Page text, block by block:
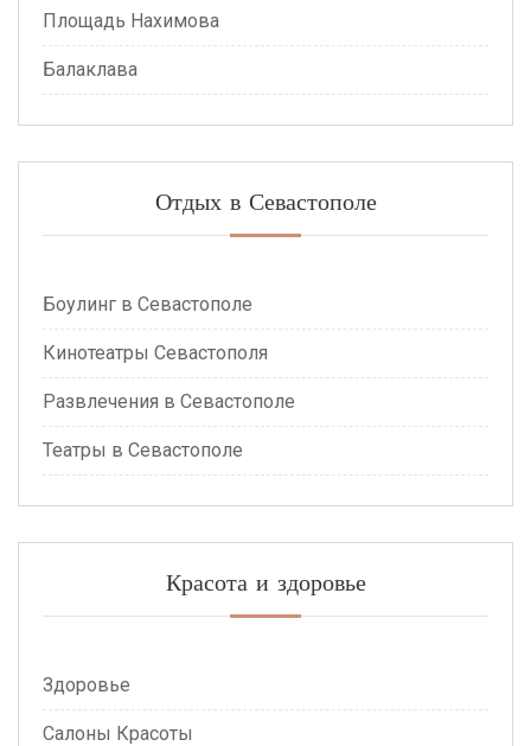
Площадь Нахимова
Балаклава
Отдых в Севастополе
Боулинг в Севастополе
Кинотеатры Севастополя
Развлечения в Севастополе
Театры в Севастополе
Красота и здоровье
Здоровье
Салоны Красоты